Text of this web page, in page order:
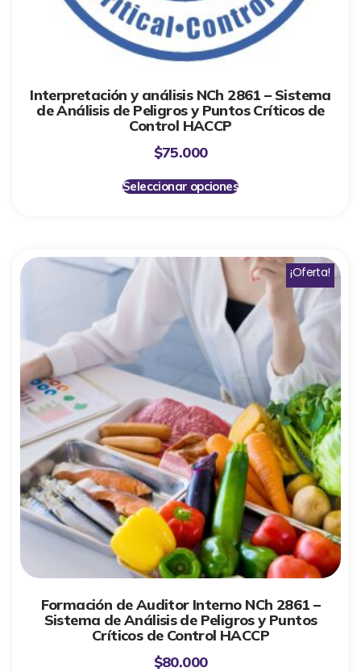
Interpretación y análisis NCh 2861 – Sistema
de Análisis de Peligros y Puntos Críticos de
Control HACCP
$75.000
Seleccionar opciones
¡Oferta!
Formación de Auditor Interno NCh 2861 –
Sistema de Análisis de Peligros y Puntos
Críticos de Control HACCP
$80.000